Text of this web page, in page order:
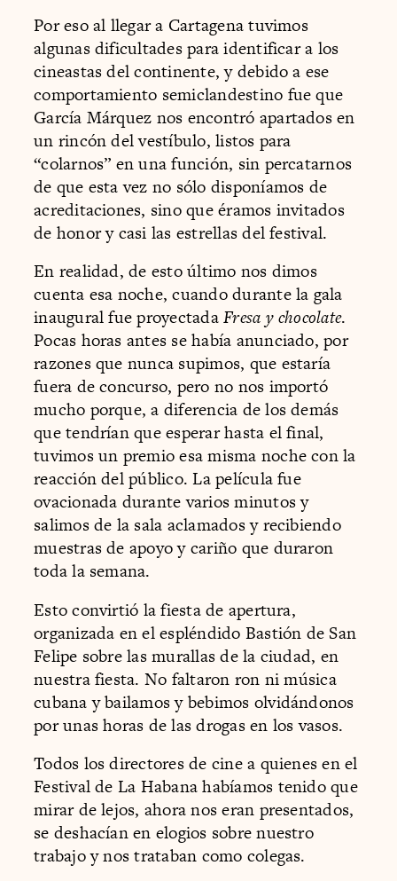
Por eso al llegar a Cartagena tuvimos
algunas dificultades para identificar a los
cineastas del continente, y debido a ese
comportamiento semiclandestino fue que
García Márquez nos encontró apartados en
un rincón del vestíbulo, listos para
“colarnos” en una función, sin percatarnos
de que esta vez no sólo disponíamos de
acreditaciones, sino que éramos invitados
de honor y casi las estrellas del festival.
En realidad, de esto último nos dimos
cuenta esa noche, cuando durante la gala
inaugural fue proyectadaFresa y chocolate.
Pocas horas antes se había anunciado, por
razones que nunca supimos, que estaría
fuera de concurso, pero no nos importó
mucho porque, a diferencia de los demás
que tendrían que esperar hasta el final,
tuvimos un premio esa misma noche con la
reacción del público. La película fue
ovacionada durante varios minutos y
salimos de la sala aclamados y recibiendo
muestras de apoyo y cariño que duraron
toda la semana.
Esto convirtió la fiesta de apertura,
organizada en el espléndido Bastión de San
Felipe sobre las murallas de la ciudad, en
nuestra fiesta. No faltaron ron ni música
cubana y bailamos y bebimos olvidándonos
por unas horas de las drogas en los vasos.
Todos los directores de cine a quienes en el
Festival de La Habana habíamos tenido que
mirar de lejos, ahora nos eran presentados,
se deshacían en elogios sobre nuestro
trabajo y nos trataban como colegas.